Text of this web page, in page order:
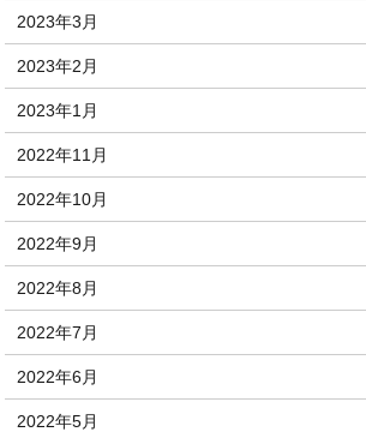
2023年3月
2023年2月
2023年1月
2022年11月
2022年10月
2022年9月
2022年8月
2022年7月
2022年6月
2022年5月